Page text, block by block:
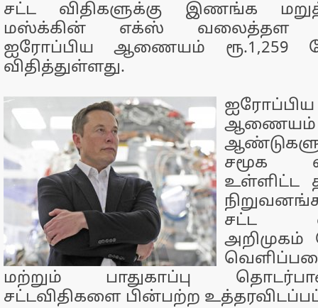
சட்ட விதிகளுக்கு இணங்க
மஸ்க்கின் எக்ஸ் வலைத்தள
ஐரோப்பிய ஆணையம் ரூ.1,259
விதித்துள்ளது.
சமூக
உள்ளிட்ட
சட்ட
அறிமுகம்
மற்றும் பாதுகாப்பு
சட்டவிதிகளை பின்பற்ற